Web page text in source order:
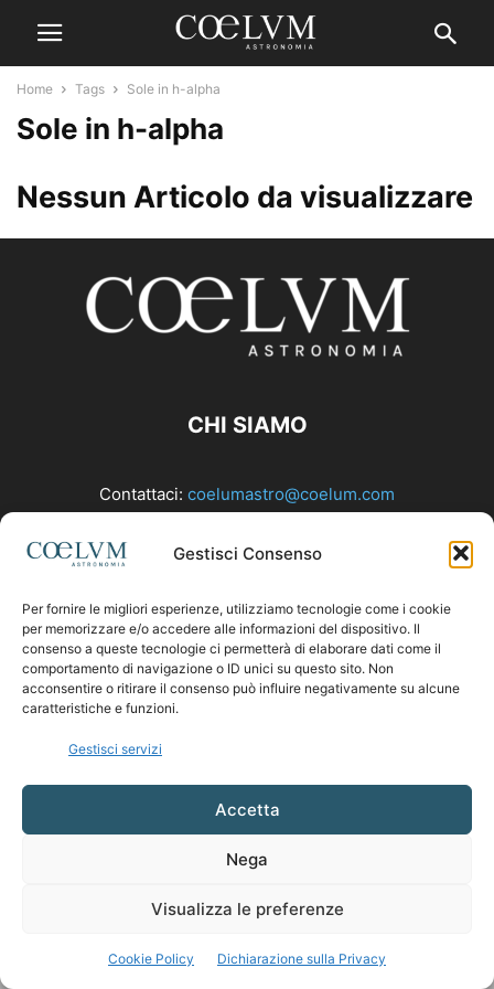
Gestisci Consenso
Per fornire le migliori esperienze, utilizziamo tecnologie come i cookie
per memorizzare e/o accedere alle informazioni del dispositivo. Il
consenso a queste tecnologie ci permetterà di elaborare dati come il
comportamento di navigazione o ID unici su questo sito. Non
acconsentire o ritirare il consenso può influire negativamente su alcune
caratteristiche e funzioni.
Gestisci servizi
Accetta
Nega
Visualizza le preferenze
Cookie Policy Dichiarazione sulla Privacy
Home Tags Sole in h-alpha
Sole in h-alpha
Nessun Articolo da visualizzare
CHI SIAMO
Contattaci: coelumastro@coelum.com
SEGUICI